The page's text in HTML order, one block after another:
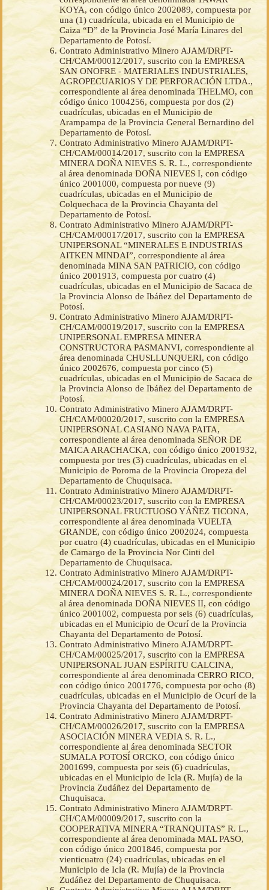
KOYA, con código único 2002089, compuesta por
una (1) cuadrícula, ubicada en el Municipio de
Caiza “D” de la Provincia José María Linares del
Departamento de Potosí.
Contrato Administrativo Minero AJAM/DRPT-
CH/CAM/00012/2017, suscrito con la EMPRESA
SAN ONOFRE - MATERIALES INDUSTRIALES,
AGROPECUARIOS Y DE PERFORACIÓN LTDA.,
correspondiente al área denominada THELMO, con
código único 1004256, compuesta por dos (2)
cuadrículas, ubicadas en el Municipio de
Arampampa de la Provincia General Bernardino del
Departamento de Potosí.
Contrato Administrativo Minero AJAM/DRPT-
CH/CAM/00014/2017, suscrito con la EMPRESA
MINERA DOÑA NIEVES S. R. L., correspondiente
al área denominada DOÑA NIEVES I, con código
único 2001000, compuesta por nueve (9)
cuadrículas, ubicadas en el Municipio de
Colquechaca de la Provincia Chayanta del
Departamento de Potosí.
Contrato Administrativo Minero AJAM/DRPT-
CH/CAM/00017/2017, suscrito con la EMPRESA
UNIPERSONAL “MINERALES E INDUSTRIAS
AITKEN MINDAI”, correspondiente al área
denominada MINA SAN PATRICIO, con código
único 2001913, compuesta por cuatro (4)
cuadrículas, ubicadas en el Municipio de Sacaca de
la Provincia Alonso de Ibáñez del Departamento de
Potosí.
Contrato Administrativo Minero AJAM/DRPT-
CH/CAM/00019/2017, suscrito con la EMPRESA
UNIPERSONAL EMPRESA MINERA
CONSTRUCTORA PASMANVI, correspondiente al
área denominada CHUSLLUNQUERI, con código
único 2002676, compuesta por cinco (5)
cuadrículas, ubicadas en el Municipio de Sacaca de
la Provincia Alonso de Ibáñez del Departamento de
Potosí.
Contrato Administrativo Minero AJAM/DRPT-
CH/CAM/00020/2017, suscrito con la EMPRESA
UNIPERSONAL CASIANO NAVA PAITA,
correspondiente al área denominada SEÑOR DE
MAICA ARACHACKA, con código único 2001932,
compuesta por tres (3) cuadrículas, ubicadas en el
Municipio de Poroma de la Provincia Oropeza del
Departamento de Chuquisaca.
Contrato Administrativo Minero AJAM/DRPT-
CH/CAM/00023/2017, suscrito con la EMPRESA
UNIPERSONAL FRUCTUOSO YÁÑEZ TICONA,
correspondiente al área denominada VUELTA
GRANDE, con código único 2002024, compuesta
por cuatro (4) cuadrículas, ubicadas en el Municipio
de Camargo de la Provincia Nor Cinti del
Departamento de Chuquisaca.
Contrato Administrativo Minero AJAM/DRPT-
CH/CAM/00024/2017, suscrito con la EMPRESA
MINERA DOÑA NIEVES S. R. L., correspondiente
al área denominada DOÑA NIEVES II, con código
único 2001002, compuesta por seis (6) cuadrículas,
ubicadas en el Municipio de Ocurí de la Provincia
Chayanta del Departamento de Potosí.
Contrato Administrativo Minero AJAM/DRPT-
CH/CAM/00025/2017, suscrito con la EMPRESA
UNIPERSONAL JUAN ESPÍRITU CALCINA,
correspondiente al área denominada CERRO RICO,
con código único 2001776, compuesta por ocho (8)
cuadrículas, ubicadas en el Municipio de Ocurí de la
Provincia Chayanta del Departamento de Potosí.
Contrato Administrativo Minero AJAM/DRPT-
CH/CAM/00026/2017, suscrito con la EMPRESA
ASOCIACIÓN MINERA VEDIA S. R. L.,
correspondiente al área denominada SECTOR
SUMALA POTOSÍ ORCKO, con código único
2001699, compuesta por seis (6) cuadrículas,
ubicadas en el Municipio de Icla (R. Mujía) de la
Provincia Zudáñez del Departamento de
Chuquisaca.
Contrato Administrativo Minero AJAM/DRPT-
CH/CAM/00009/2017, suscrito con la
COOPERATIVA MINERA “TRANQUITAS” R. L.,
correspondiente al área denominada MAL PASO,
con código único 2001846, compuesta por
vienticuatro (24) cuadrículas, ubicadas en el
Municipio de Icla (R. Mujía) de la Provincia
Zudáñez del Departamento de Chuquisaca.